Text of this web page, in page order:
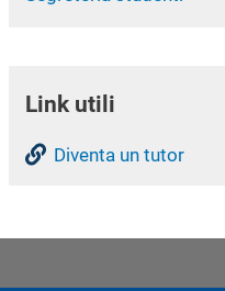
Link utili
Diventa un tutor